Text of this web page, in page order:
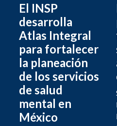
El INSP
desarrolla
Atlas Integral
para fortalecer
la planeación
de los servicios
de salud
mental en
México